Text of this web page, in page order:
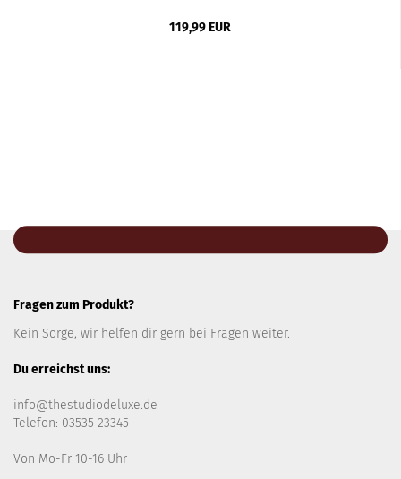
119,99 EUR
Fragen zum Produkt?
Kein Sorge, wir helfen dir gern bei Fragen weiter.
Du erreichst uns:
info@thestudiodeluxe.de
Telefon: 03535 23345
Von Mo-Fr 10-16 Uhr